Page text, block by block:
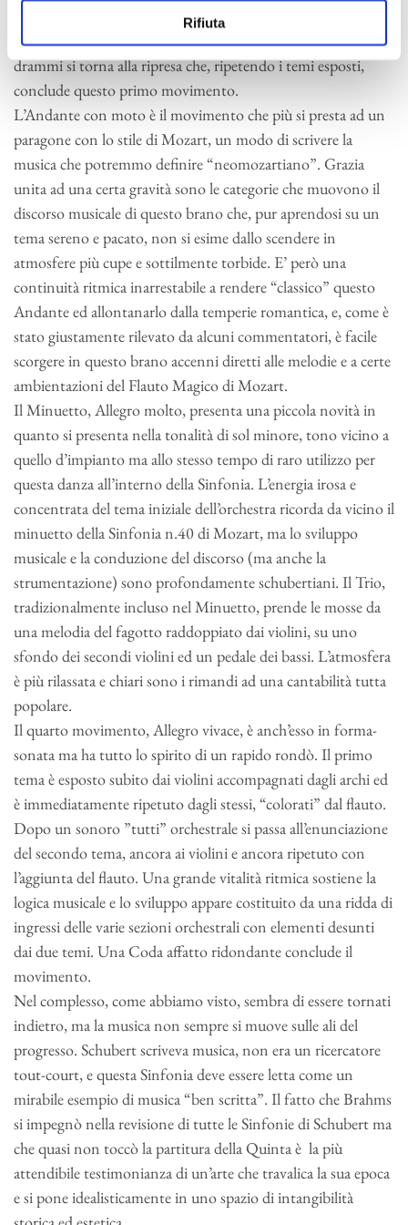
Rifiuta
sviluppo informato principalmente da elementi del primo
tema (il secondo quasi del tutto assente) e senza grandi
drammi si torna alla ripresa che, ripetendo i temi esposti,
conclude questo primo movimento.
L’Andante con moto è il movimento che più si presta ad un
paragone con lo stile di Mozart, un modo di scrivere la
musica che potremmo definire “neomozartiano”. Grazia
unita ad una certa gravità sono le categorie che muovono il
discorso musicale di questo brano che, pur aprendosi su un
tema sereno e pacato, non si esime dallo scendere in
atmosfere più cupe e sottilmente torbide. E’ però una
continuità ritmica inarrestabile a rendere “classico” questo
Andante ed allontanarlo dalla temperie romantica, e, come è
stato giustamente rilevato da alcuni commentatori, è facile
scorgere in questo brano accenni diretti alle melodie e a certe
ambientazioni del Flauto Magico di Mozart.
Il Minuetto, Allegro molto, presenta una piccola novità in
quanto si presenta nella tonalità di sol minore, tono vicino a
quello d’impianto ma allo stesso tempo di raro utilizzo per
questa danza all’interno della Sinfonia. L’energia irosa e
concentrata del tema iniziale dell’orchestra ricorda da vicino il
minuetto della Sinfonia n.40 di Mozart, ma lo sviluppo
musicale e la conduzione del discorso (ma anche la
strumentazione) sono profondamente schubertiani. Il Trio,
tradizionalmente incluso nel Minuetto, prende le mosse da
una melodia del fagotto raddoppiato dai violini, su uno
sfondo dei secondi violini ed un pedale dei bassi. L’atmosfera
è più rilassata e chiari sono i rimandi ad una cantabilità tutta
popolare.
Il quarto movimento, Allegro vivace, è anch’esso in forma-
sonata ma ha tutto lo spirito di un rapido rondò. Il primo
tema è esposto subito dai violini accompagnati dagli archi ed
è immediatamente ripetuto dagli stessi, “colorati” dal flauto.
Dopo un sonoro ”tutti” orchestrale si passa all’enunciazione
del secondo tema, ancora ai violini e ancora ripetuto con
l’aggiunta del flauto. Una grande vitalità ritmica sostiene la
logica musicale e lo sviluppo appare costituito da una ridda di
ingressi delle varie sezioni orchestrali con elementi desunti
dai due temi. Una Coda affatto ridondante conclude il
movimento.
Nel complesso, come abbiamo visto, sembra di essere tornati
indietro, ma la musica non sempre si muove sulle ali del
progresso. Schubert scriveva musica, non era un ricercatore
tout-court, e questa Sinfonia deve essere letta come un
mirabile esempio di musica “ben scritta”. Il fatto che Brahms
si impegnò nella revisione di tutte le Sinfonie di Schubert ma
che quasi non toccò la partitura della Quinta è la più
attendibile testimonianza di un’arte che travalica la sua epoca
e si pone idealisticamente in uno spazio di intangibilità